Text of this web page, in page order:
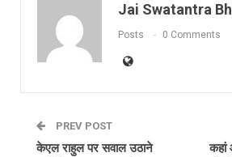
Jai Swatantra
Posts 0 Comments
PREV POST
केएल राहुल पर सवाल उठाने
कहां